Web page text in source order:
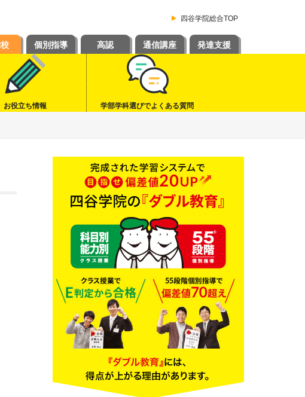
四谷学院総合TOP
個別指導 高認 通信講座 発達支援
お役立ち情報 学部学科選びでよくある質問